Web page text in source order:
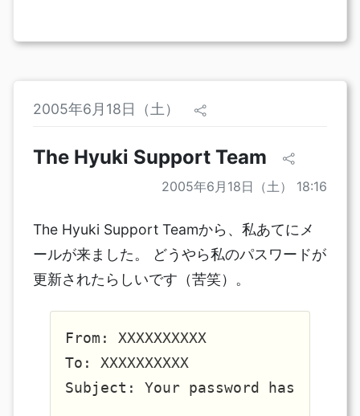
2005年6月18日（土）
The Hyuki Support Team
2005年6月18日（土） 18:16
The Hyuki Support Teamから、私あてにメ
ールが来ました。 どうやら私のパスワードが
更新されたらしいです（苦笑）。
From: XXXXXXXXXX
To: XXXXXXXXXX
Subject: Your password has been